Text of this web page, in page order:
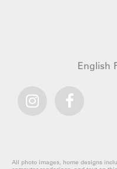
English
All photo images, home designs